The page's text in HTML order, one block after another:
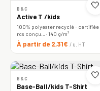
🤍
B&C
Active T /kids
100% polyester recyclé - certifiée
rcs conçu… · 140 g/m²
À partir de 2,31€ / u. HT
🤍
B&C
Base-Ball/kids T-Shirt